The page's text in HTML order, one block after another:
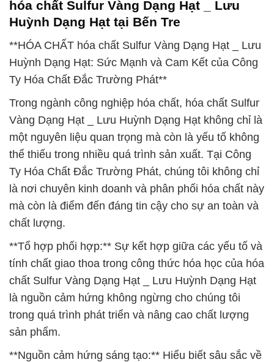
hóa chất Sulfur Vàng Dạng Hạt _ Lưu
Huỳnh Dạng Hạt tại Bến Tre
**HÓA CHẤT hóa chất Sulfur Vàng Dạng Hạt _ Lưu
Huỳnh Dạng Hạt: Sức Mạnh và Cam Kết của Công
Ty Hóa Chất Đắc Trường Phát**
Trong ngành công nghiệp hóa chất, hóa chất Sulfur
Vàng Dạng Hạt _ Lưu Huỳnh Dạng Hạt không chỉ là
một nguyên liệu quan trọng mà còn là yếu tố không
thể thiếu trong nhiều quá trình sản xuất. Tại Công
Ty Hóa Chất Đắc Trường Phát, chúng tôi không chỉ
là nơi chuyên kinh doanh và phân phối hóa chất này
mà còn là điểm đến đáng tin cậy cho sự an toàn và
chất lượng.
**Tổ hợp phối hợp:** Sự kết hợp giữa các yếu tố và
tính chất giao thoa trong công thức hóa học của hóa
chất Sulfur Vàng Dạng Hạt _ Lưu Huỳnh Dạng Hạt
là nguồn cảm hứng không ngừng cho chúng tôi
trong quá trình phát triển và nâng cao chất lượng
sản phẩm.
**Nguồn cảm hứng sáng tạo:** Hiểu biết sâu sắc về